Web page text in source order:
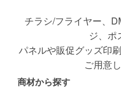
フルデザイン
データ修正
写真からイラスト
チラシ/フライヤー、
ジ、ポ
パネルや販促グッズ印
ご用意
商材から探す